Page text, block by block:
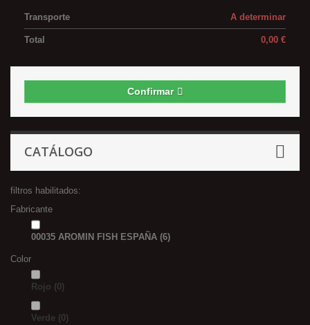
A determinar
Transporte
0,00 €
Total
Confirmar
CATÁLOGO
filtros habilitados:
Fabricante
00035 AROMIN FISH ESPAÑA (6)
Color
Rojo (0)
Verde (0)